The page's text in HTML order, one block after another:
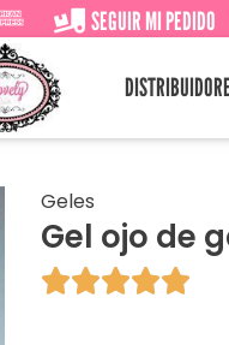
SEGUIR MI PEDIDO
Geles
Gel ojo de
